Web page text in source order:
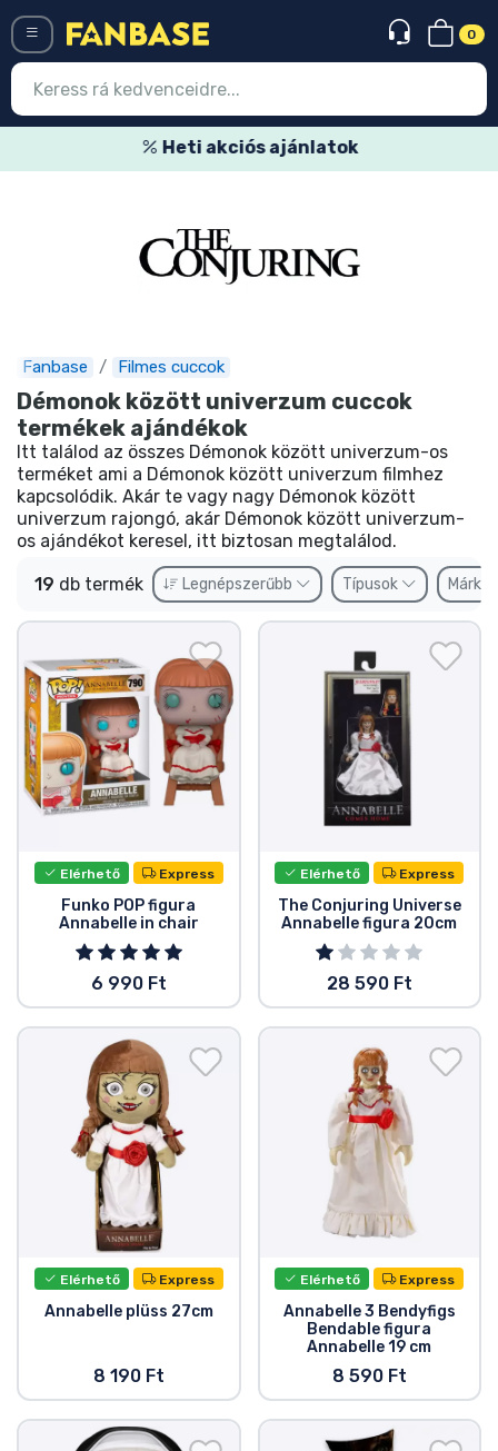
0
Heti akciós ajánlatok
Fanbase Filmes cuccok
Démonok között univerzum cuccok
termékek ajándékok
Itt találod az összes Démonok között univerzum-os
terméket ami a Démonok között univerzum filmhez
kapcsolódik. Akár te vagy nagy Démonok között
univerzum rajongó, akár Démonok között univerzum-
os ajándékot keresel, itt biztosan megtalálod.
19 db termék Legnépszerűbb Típusok
Elérhető Express
Funko POP figura
Annabelle in chair
6 990 Ft
Elérhető Express
The Conjuring Universe
Annabelle figura 20cm
28 590 Ft
Elérhető Express
Annabelle plüss 27cm
8 190 Ft
Elérhető Express
Annabelle 3 Bendyfigs
Bendable figura
Annabelle 19 cm
8 590 Ft
Legújabb cuccok
Express szállítás
Előrendelhető cuccok
Outlet cuccok
Ajándékkártya
Szállítás és fizetés
Sorozatos cuccok
Filmes cuccok
Mesés cuccok
Animés cuccok
Gamer cuccok
Sportos cuccok
Zenés cuccok
Terméktípusok
Márkák